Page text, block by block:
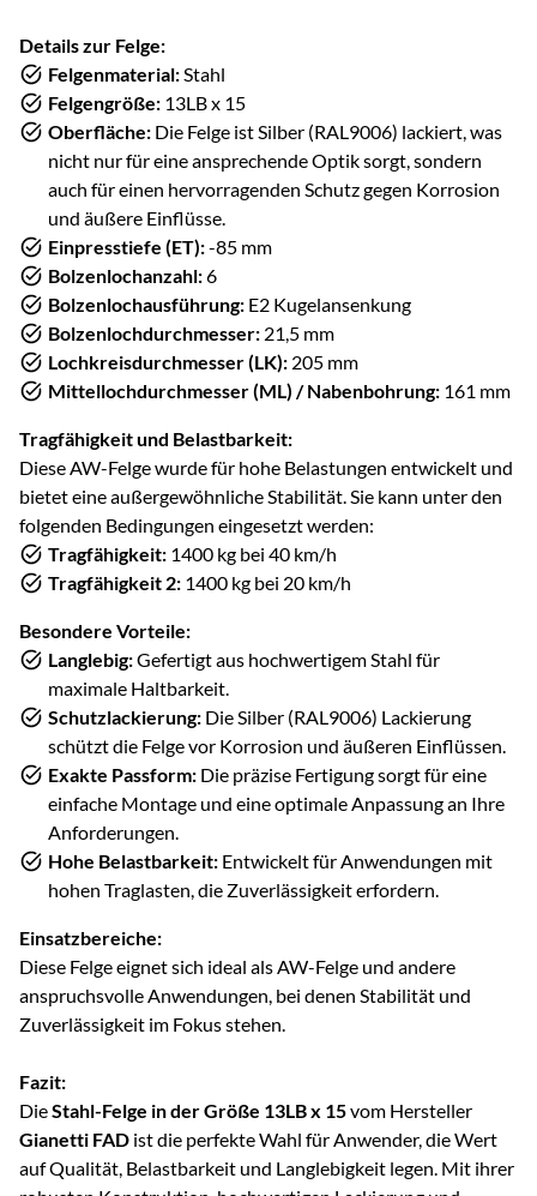
Details zur Felge:
Felgenmaterial:Stahl
Felgengröße: 13LB x 15
Oberfläche: Die Felge ist Silber (RAL9006) lackiert, was
nicht nur für eine ansprechende Optik sorgt, sondern
auch für einen hervorragenden Schutz gegen Korrosion
und äußere Einflüsse.
Einpresstiefe (ET):-85 mm
Bolzenlochanzahl:6
Bolzenlochausführung: E2 Kugelansenkung
Bolzenlochdurchmesser: 21,5 mm
Lochkreisdurchmesser (LK): 205 mm
Mittellochdurchmesser (ML) / Nabenbohrung: 161 mm
Tragfähigkeit und Belastbarkeit:
Diese AW-Felge wurde für hohe Belastungen entwickelt und
bietet eine außergewöhnliche Stabilität. Sie kann unter den
folgenden Bedingungen eingesetzt werden:
Tragfähigkeit: 1400 kg bei 40 km/h
Tragfähigkeit 2: 1400 kg bei 20 km/h
Besondere Vorteile:
Langlebig:Gefertigt aus hochwertigem Stahl für
maximale Haltbarkeit.
Schutzlackierung: Die Silber (RAL9006) Lackierung
schützt die Felge vor Korrosion und äußeren Einflüssen.
Exakte Passform: Die präzise Fertigung sorgt für eine
einfache Montage und eine optimale Anpassung an Ihre
Anforderungen.
Hohe Belastbarkeit: Entwickelt für Anwendungen mit
hohen Traglasten, die Zuverlässigkeit erfordern.
Einsatzbereiche:
Diese Felge eignet sich ideal als AW-Felge und andere
anspruchsvolle Anwendungen, bei denen Stabilität und
Zuverlässigkeit im Fokus stehen.
Fazit:
DieStahl-Felge in der Größe 13LB x 15vom Hersteller
Gianetti FAD ist die perfekte Wahl für Anwender, die Wert
auf Qualität, Belastbarkeit und Langlebigkeit legen. Mit ihrer